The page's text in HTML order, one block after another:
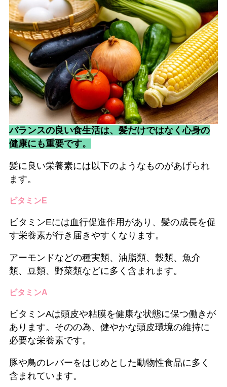
バランスの良い食生活は、髪だけではなく心身の
健康にも重要です。
髪に良い栄養素には以下のようなものがあげられ
ます。
ビタミンE
ビタミンEには血行促進作用があり、髪の成長を促
す栄養素が行き届きやすくなります。
アーモンドなどの種実類、油脂類、穀類、魚介
類、豆類、野菜類などに多く含まれます。
ビタミンA
ビタミンAは頭皮や粘膜を健康な状態に保つ働きが
あります。そのの為、健やかな頭皮環境の維持に
必要な栄養素です。
豚や鳥のレバーをはじめとした動物性食品に多く
含まれています。